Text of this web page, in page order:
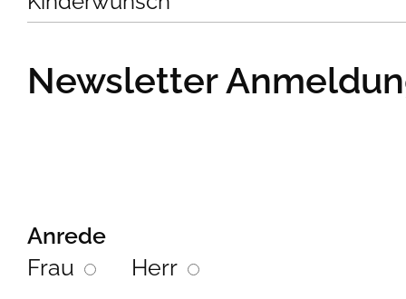
Newsletter
Anrede
Frau
Herr